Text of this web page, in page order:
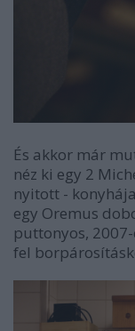
És akkor már
néz ki egy 2
nyitott -
egy Oremus
puttonyos,
fel